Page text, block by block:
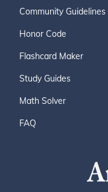
Community Guidelines
Honor Code
Flashcard Maker
Study Guides
Math Solver
FAQ